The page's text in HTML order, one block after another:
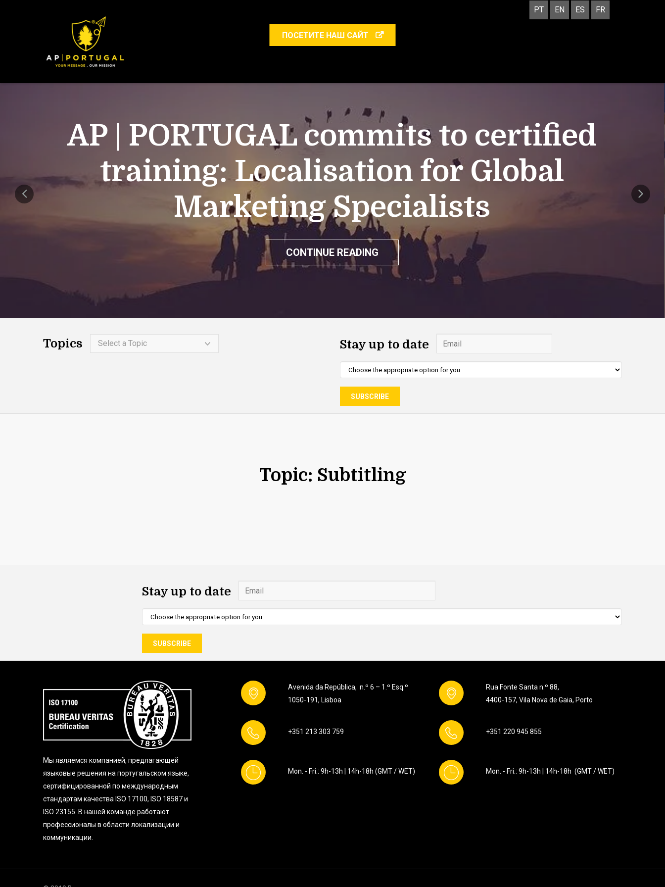
PT EN ES FR
ПОСЕТИТЕ НАШ САЙТ
AP | PORTUGAL commits to certified
training: Localisation for Global
Marketing Specialists
CONTINUE READING
Topics Select a Topic Stay up to date
Topic: Subtitling
Stay up to date
Мы являемся компанией, предлагающей
языковые решения на португальском языке,
сертифицированной по международным
стандартам качества ISO 17100, ISO 18587 и
ISO 23155. В нашей команде работают
профессионалы в области локализации и
коммуникации.
Avenida da República, n.º 6 – 1.º Esq.º
1050-191, Lisboa
+351 213 303 759
Mon. - Fri.: 9h-13h | 14h-18h (GMT / WET)
Rua Fonte Santa n.º 88,
4400-157, Vila Nova de Gaia, Porto
+351 220 945 855
Mon. - Fri.: 9h-13h | 14h-18h (GMT / WET)